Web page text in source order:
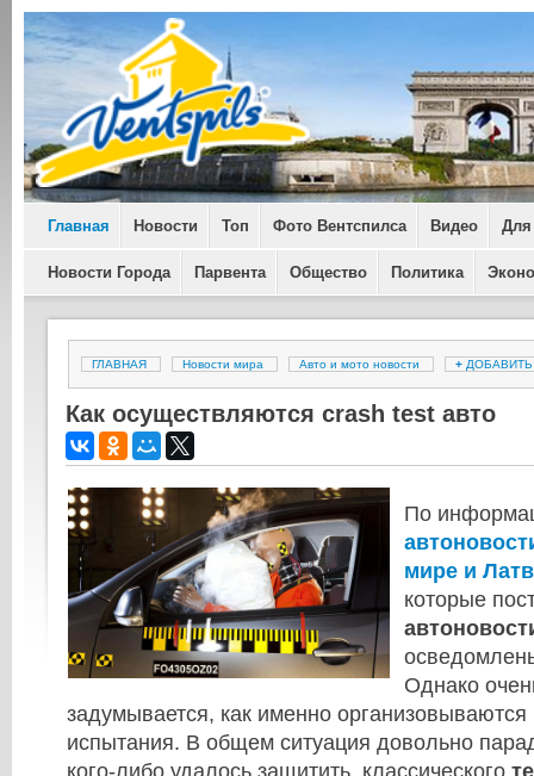
Главная Новости Топ Фото Вентспилса Видео Для
Новости Города Парвента Общество Политика
ГЛАВНАЯ Новости мира Авто и мото новости +
Как осуществляются crash test авто
По
мире и
которые
Однако
задумывается, как именно
испытания. В общем ситуация довольно
кого-либо удалось защитить, классического